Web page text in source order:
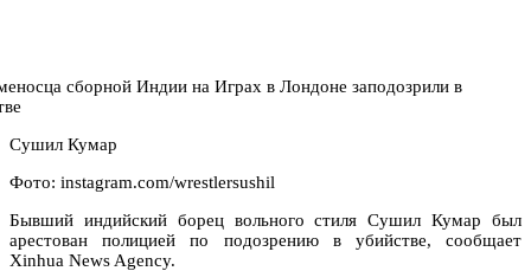
Сушил Кумар
Фото: instagram.com/wrestlersushil
Бывший индийский борец вольного стиля Сушил Кумар был
арестован полицией по подозрению в убийстве, сообщает
Xinhua News Agency.